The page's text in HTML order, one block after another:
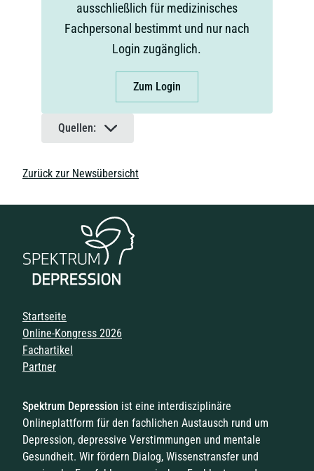
ausschließlich für medizinisches
Fachpersonal bestimmt und nur nach
Login zugänglich.
Zum Login
Quellen:
Zurück zur Newsübersicht
Spektrum Depression ist eine interdisziplinäre
Onlineplattform für den fachlichen Austausch rund um
Depression, depressive Verstimmungen und mentale
Gesundheit. Wir fördern Dialog, Wissenstransfer und
Navigation überspringen
Startseite
Online-Kongress 2026
Fachartikel
Partner